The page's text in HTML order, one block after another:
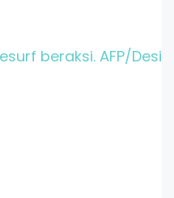
beraksi. AFP/